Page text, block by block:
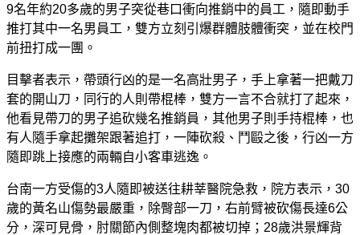
9名年約20多歲的男子突從巷口衝向推銷中的員工，隨即動手
推打其中一名男員工，雙方立刻引爆群體肢體衝突，並在校門
前扭打成一團。
目擊者表示，帶頭行凶的是一名高壯男子，手上拿著一把戴刀
套的開山刀，同行的人則帶棍棒，雙方一言不合就打了起來，
他看見帶刀的男子追砍幾名推銷員，其他男子則手持棍棒，也
有人隨手拿起攤架跟著追打，一陣砍殺、鬥毆之後，行凶一方
隨即跳上接應的兩輛自小客車逃逸。
台南一方受傷的3人隨即被送往耕莘醫院急救，院方表示，30
歲的黃名山傷勢最嚴重，除臀部一刀，右前臂被砍傷長達6公
分，深可見骨，肘關節內側整塊肉都被切掉；28歲洪景輝背